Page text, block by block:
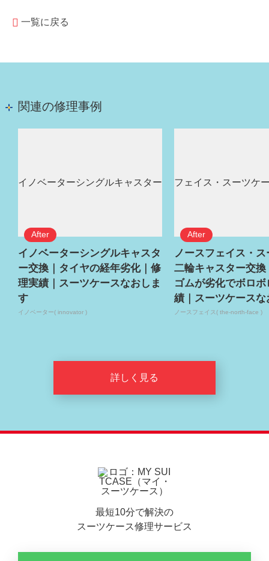
一覧に戻る
関連の修理事例
イノベーターシングルキャスタ
ー交換｜タイヤの経年劣化｜修
理実績｜スーツケースなおしま
す
イノベーター( innovator )
ノースフェイス・
二輪キャスター交換
ゴムが劣化でボロ
績｜スーツケースな
ノースフェイス( the-north-face )
詳しく見る
最短10分で解決の
スーツケース修理サービス